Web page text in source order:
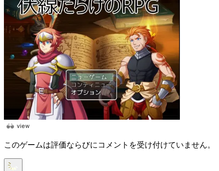
このゲームは評価ならびにコメントを受け付けていません。